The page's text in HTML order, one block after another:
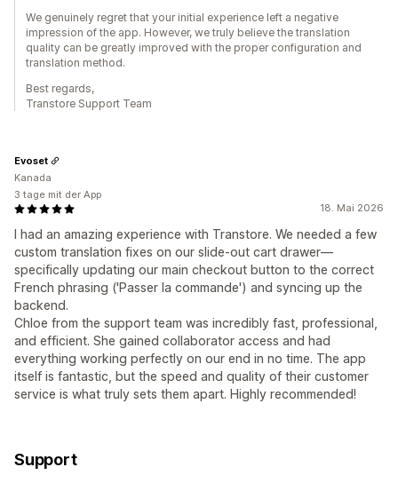
We genuinely regret that your initial experience left a negative
impression of the app. However, we truly believe the translation
quality can be greatly improved with the proper configuration and
translation method.
Best regards,
Transtore Support Team
18. Mai 2026
I had an amazing experience with Transtore. We needed a few
custom translation fixes on our slide-out cart drawer—
specifically updating our main checkout button to the correct
French phrasing ('Passer la commande') and syncing up the
backend.
Chloe from the support team was incredibly fast, professional,
and efficient. She gained collaborator access and had
everything working perfectly on our end in no time. The app
itself is fantastic, but the speed and quality of their customer
service is what truly sets them apart. Highly recommended!
Evoset
Kanada
3 tage mit der App
Support